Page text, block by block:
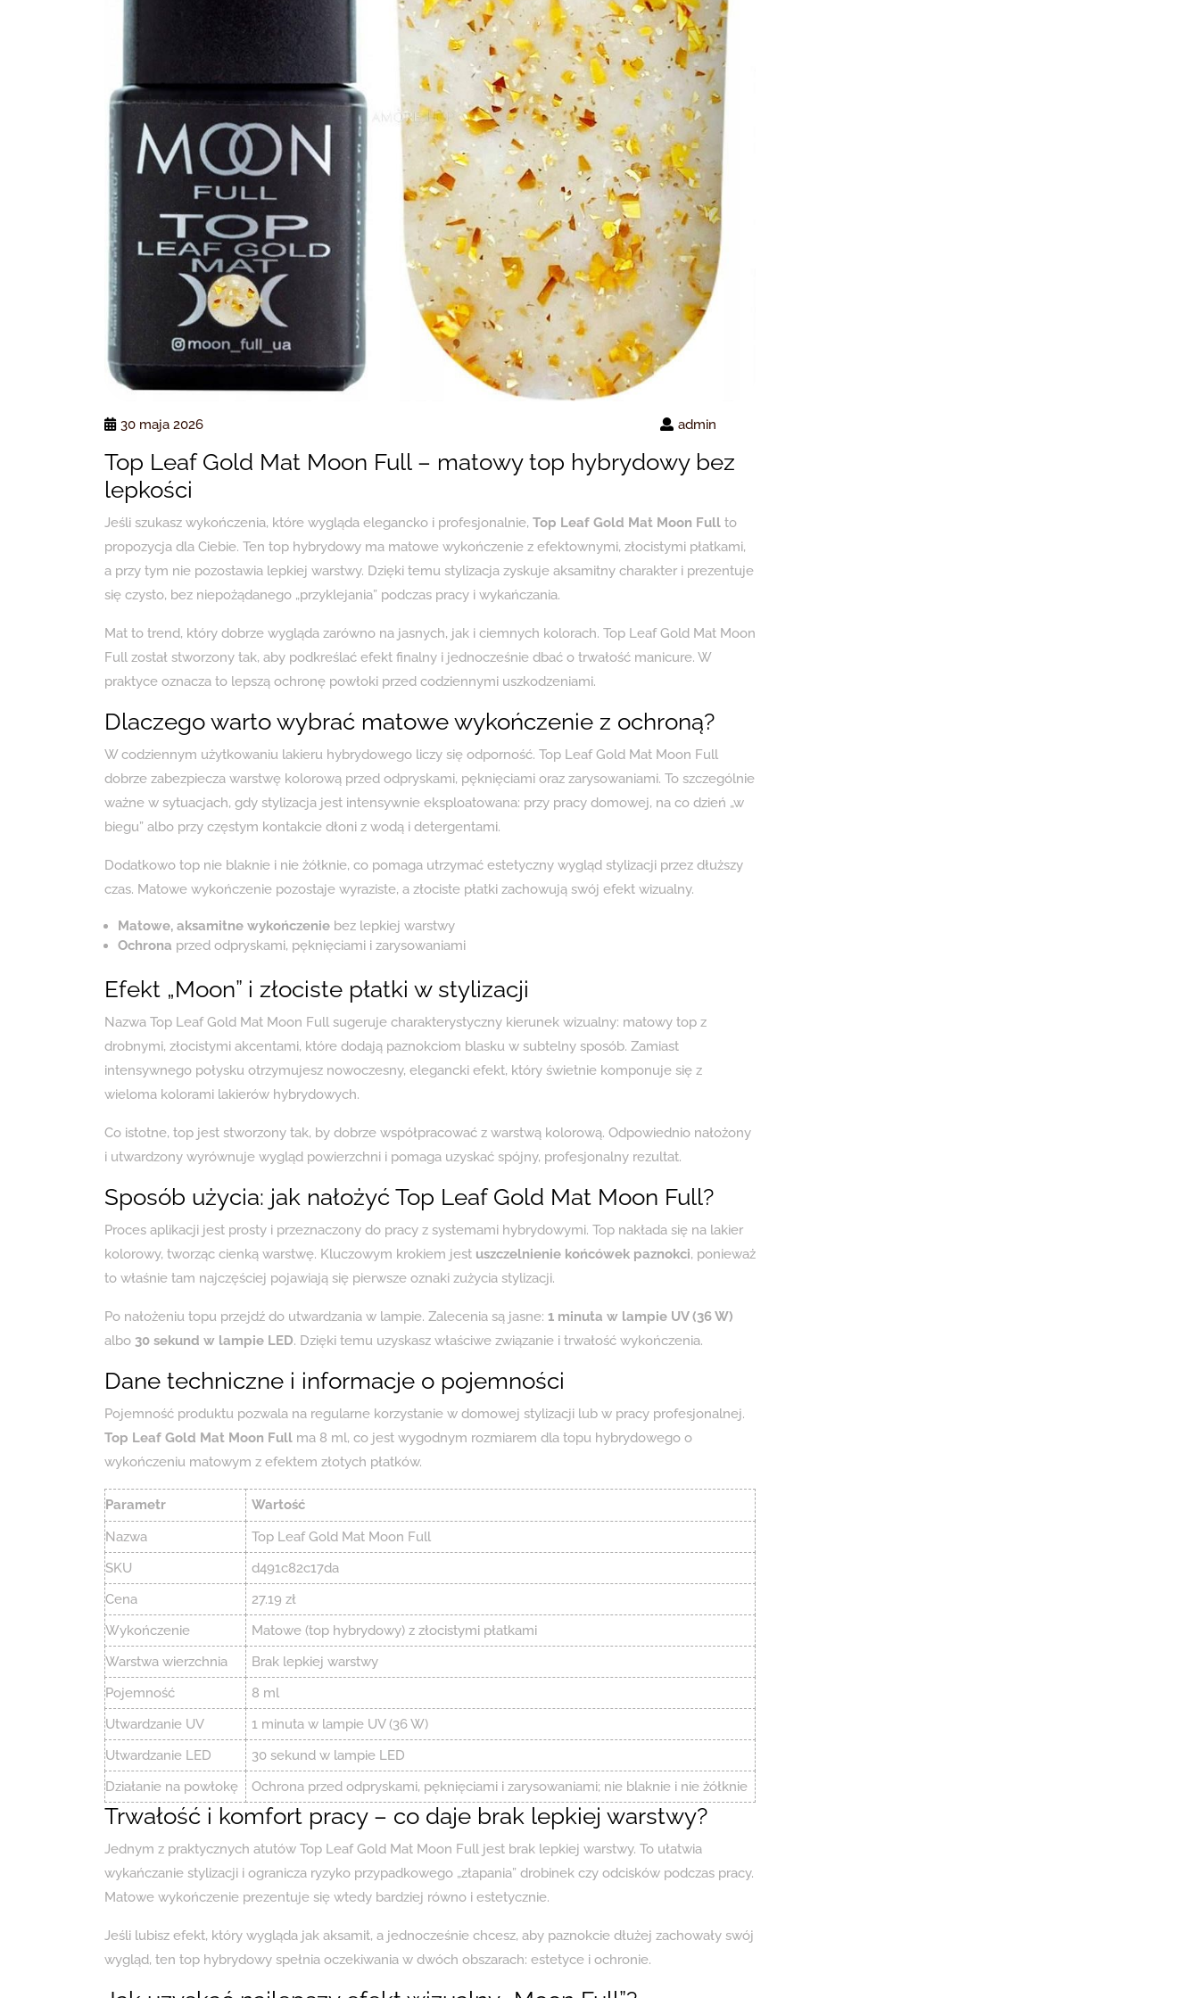
30 maja 2026 admin
Top Leaf Gold Mat Moon Full – matowy top hybrydowy bez
lepkości
Jeśli szukasz wykończenia, które wygląda elegancko i profesjonalnie, Top Leaf Gold Mat Moon Full to
propozycja dla Ciebie. Ten top hybrydowy ma matowe wykończenie z efektownymi, złocistymi płatkami,
a przy tym nie pozostawia lepkiej warstwy. Dzięki temu stylizacja zyskuje aksamitny charakter i prezentuje
się czysto, bez niepożądanego „przyklejania” podczas pracy i wykańczania.
Mat to trend, który dobrze wygląda zarówno na jasnych, jak i ciemnych kolorach. Top Leaf Gold Mat Moon
Full został stworzony tak, aby podkreślać efekt finalny i jednocześnie dbać o trwałość manicure. W
praktyce oznacza to lepszą ochronę powłoki przed codziennymi uszkodzeniami.
Dlaczego warto wybrać matowe wykończenie z ochroną?
W codziennym użytkowaniu lakieru hybrydowego liczy się odporność. Top Leaf Gold Mat Moon Full
dobrze zabezpiecza warstwę kolorową przed odpryskami, pęknięciami oraz zarysowaniami. To szczególnie
ważne w sytuacjach, gdy stylizacja jest intensywnie eksploatowana: przy pracy domowej, na co dzień „w
biegu” albo przy częstym kontakcie dłoni z wodą i detergentami.
Dodatkowo top nie blaknie i nie żółknie, co pomaga utrzymać estetyczny wygląd stylizacji przez dłuższy
czas. Matowe wykończenie pozostaje wyraziste, a złociste płatki zachowują swój efekt wizualny.
Matowe, aksamitne wykończenie bez lepkiej warstwy
Ochrona przed odpryskami, pęknięciami i zarysowaniami
Efekt „Moon” i złociste płatki w stylizacji
Nazwa Top Leaf Gold Mat Moon Full sugeruje charakterystyczny kierunek wizualny: matowy top z
drobnymi, złocistymi akcentami, które dodają paznokciom blasku w subtelny sposób. Zamiast
intensywnego połysku otrzymujesz nowoczesny, elegancki efekt, który świetnie komponuje się z
wieloma kolorami lakierów hybrydowych.
Co istotne, top jest stworzony tak, by dobrze współpracować z warstwą kolorową. Odpowiednio nałożony
i utwardzony wyrównuje wygląd powierzchni i pomaga uzyskać spójny, profesjonalny rezultat.
Sposób użycia: jak nałożyć Top Leaf Gold Mat Moon Full?
Proces aplikacji jest prosty i przeznaczony do pracy z systemami hybrydowymi. Top nakłada się na lakier
kolorowy, tworząc cienką warstwę. Kluczowym krokiem jest uszczelnienie końcówek paznokci, ponieważ
to właśnie tam najczęściej pojawiają się pierwsze oznaki zużycia stylizacji.
Po nałożeniu topu przejdź do utwardzania w lampie. Zalecenia są jasne: 1 minuta w lampie UV (36 W)
albo 30 sekund w lampie LED. Dzięki temu uzyskasz właściwe związanie i trwałość wykończenia.
Dane techniczne i informacje o pojemności
Pojemność produktu pozwala na regularne korzystanie w domowej stylizacji lub w pracy profesjonalnej.
Top Leaf Gold Mat Moon Full ma 8 ml, co jest wygodnym rozmiarem dla topu hybrydowego o
wykończeniu matowym z efektem złotych płatków.
Parametr
Wartość
Nazwa
Top Leaf Gold Mat Moon Full
SKU
d491c82c17da
Cena
27.19 zł
Wykończenie
Matowe (top hybrydowy) z złocistymi płatkami
Warstwa wierzchnia
Brak lepkiej warstwy
Pojemność
8 ml
Utwardzanie UV
1 minuta w lampie UV (36 W)
Utwardzanie LED
30 sekund w lampie LED
Działanie na powłokę
Ochrona przed odpryskami, pęknięciami i zarysowaniami; nie blaknie i nie żółknie
Trwałość i komfort pracy – co daje brak lepkiej warstwy?
Jednym z praktycznych atutów Top Leaf Gold Mat Moon Full jest brak lepkiej warstwy. To ułatwia
wykańczanie stylizacji i ogranicza ryzyko przypadkowego „złapania” drobinek czy odcisków podczas pracy.
Matowe wykończenie prezentuje się wtedy bardziej równo i estetycznie.
Jeśli lubisz efekt, który wygląda jak aksamit, a jednocześnie chcesz, aby paznokcie dłużej zachowały swój
wygląd, ten top hybrydowy spełnia oczekiwania w dwóch obszarach: estetyce i ochronie.